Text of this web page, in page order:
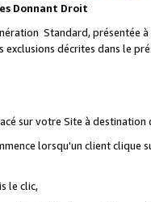
Donnant Droit
Standard, présentée
exclusions décrites dans le
sur votre Site à destination
lorsqu'un client
le clic,